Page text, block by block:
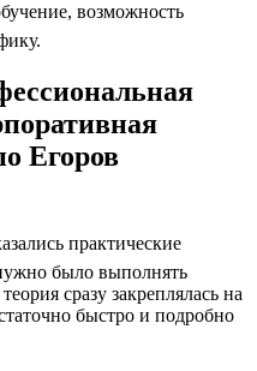
возможность
Егоров
практические
было выполнять
сразу закреплялась на
быстро и подробно